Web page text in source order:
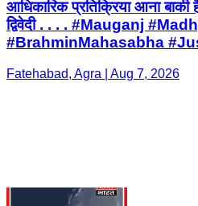
आधिकारिक प्रतिक्रिया आना बाकी
द्विवेदी . . . . #Mauganj
#BrahminMahasabha
Fatehabad, Agra | Aug 7, 2026